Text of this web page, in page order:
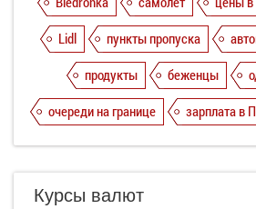
Lidl
пункты пропуска
продукты
беженцы
очереди на границе
зарплата в
Курсы валют